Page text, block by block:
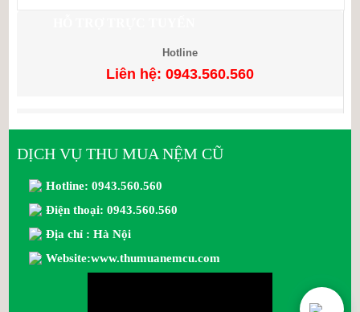
Hotline
Liên hệ: 0943.560.560
DỊCH VỤ THU MUA NỆM CŨ
Hotline: 0943.560.560
Điện thoại: 0943.560.560
Địa chỉ : Hà Nội
Website:www.thumuanemcu.com